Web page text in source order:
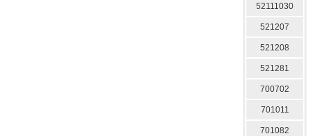
52111030
521207
521208
521281
700702
701011
701082